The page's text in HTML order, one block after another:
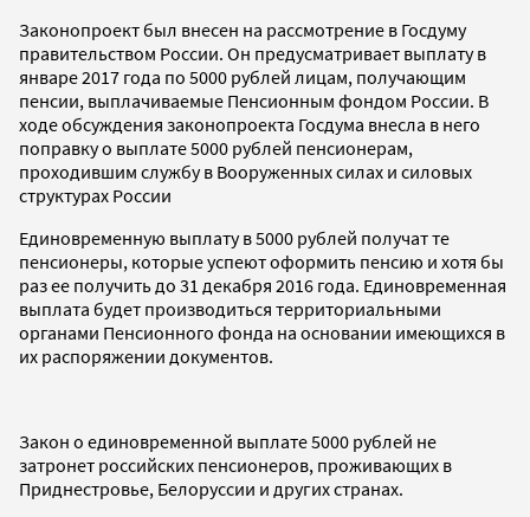
Законопроект был внесен на рассмотрение в Госдуму
правительством России. Он предусматривает выплату в
январе 2017 года по 5000 рублей лицам, получающим
пенсии, выплачиваемые Пенсионным фондом России. В
ходе обсуждения законопроекта Госдума внесла в него
поправку о выплате 5000 рублей пенсионерам,
проходившим службу в Вооруженных силах и силовых
структурах России
Единовременную выплату в 5000 рублей получат те
пенсионеры, которые успеют оформить пенсию и хотя бы
раз ее получить до 31 декабря 2016 года. Единовременная
выплата будет производиться территориальными
органами Пенсионного фонда на основании имеющихся в
их распоряжении документов.
Закон о единовременной выплате 5000 рублей не
затронет российских пенсионеров, проживающих в
Приднестровье, Белоруссии и других странах.